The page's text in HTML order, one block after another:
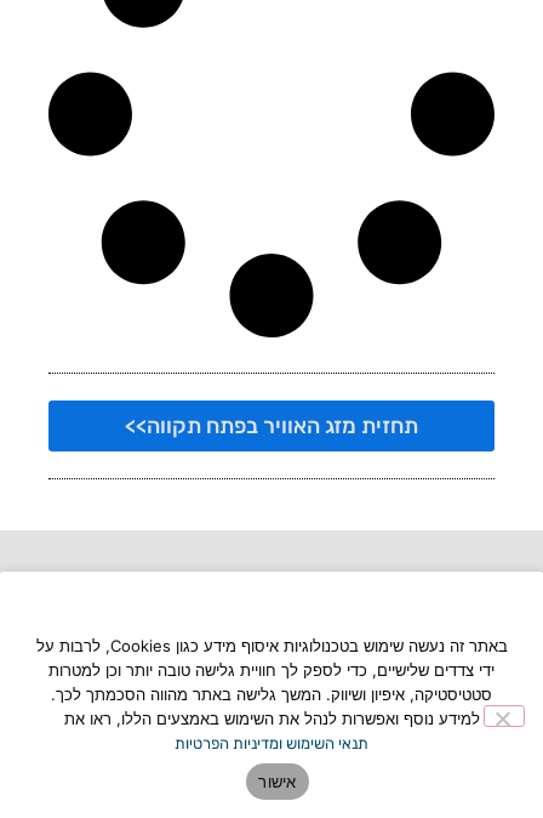
תחזית מזג האוויר בפתח תקווה>>
באתר זה נעשה שימוש בטכנולוגיות איסוף מידע כגון Cookies, לרבות על
ידי צדדים שלישיים, כדי לספק לך חוויית גלישה טובה יותר וכן למטרות
סטטיסטיקה, איפיון ושיווק. המשך גלישה באתר מהווה הסכמתך לכך.
למידע נוסף ואפשרות לנהל את השימוש באמצעים הללו, ראו את
תנאי השימוש ומדיניות הפרטיות
אישור